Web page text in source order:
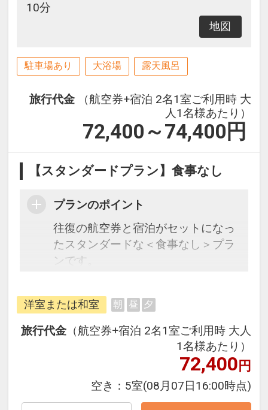
10分
地図
駐車場あり 大浴場 露天風呂
旅行代金
（航空券+宿泊 2名1室ご利用時 大
人1名様あたり）
72,400～74,400 円
【スタンダードプラン】食事なし
プランのポイント
往復の航空券と宿泊がセットになっ
たスタンダードな＜食事なし＞プラ
ンです。
できるダイナミックパッケージだか
ら、一都市滞在はもちろん周遊旅行
にも最適！
旅行期間中の1泊だけの宿泊や延
泊・飛び泊なども自由自在です。
フライトは、安心のJAL（または
JALグループ）確約！フライトマイ
ル50%貯まります。
洋室または和室 朝 昼 夕
旅行代金 （航空券+宿泊 2名1室ご利用時 大人
1名様あたり）
72,400円
空き： 5室(08月07日16:00時点)